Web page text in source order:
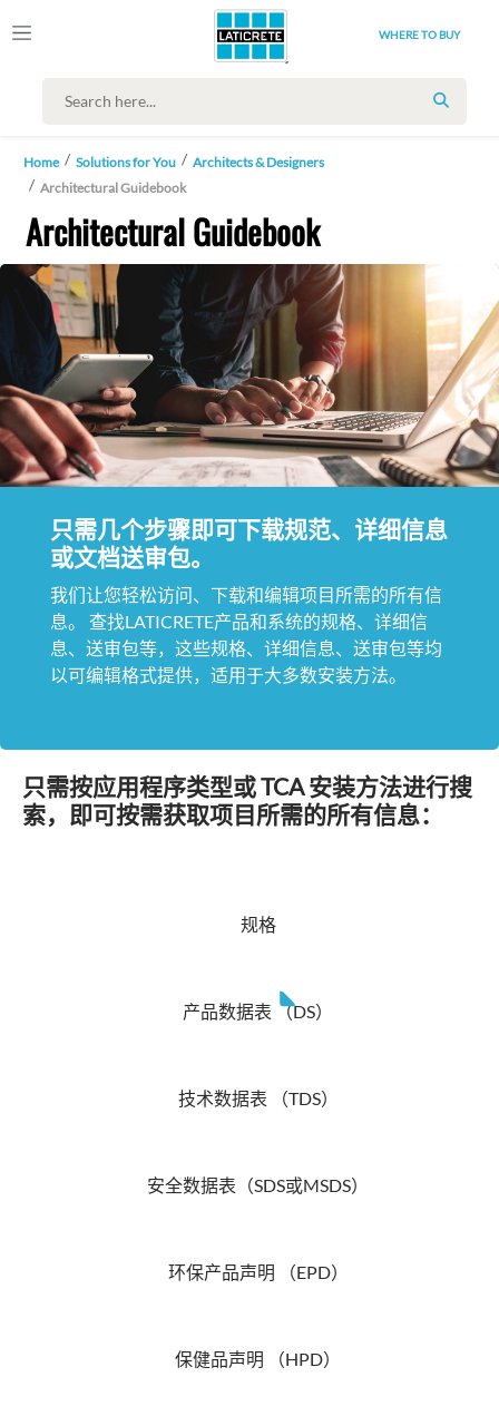
WHERE TO BUY
Home Solutions for You
Architects & Designers
Architectural Guidebook
Architectural Guidebook
只需几个步骤即可下载规范、详细信息
或文档送审包。
我们让您轻松访问、下载和编辑项目所需的所有信
息。 查找LATICRETE产品和系统的规格、详细信
息、送审包等，这些规格、详细信息、送审包等均
以可编辑格式提供，适用于大多数安装方法。
只需按应用程序类型或 TCA 安装方法进行搜
索，即可按需获取项目所需的所有信息：
规格
产品数据表 （DS）
技术数据表 （TDS）
安全数据表（SDS或MSDS）
环保产品声明 （EPD）
保健品声明 （HPD）